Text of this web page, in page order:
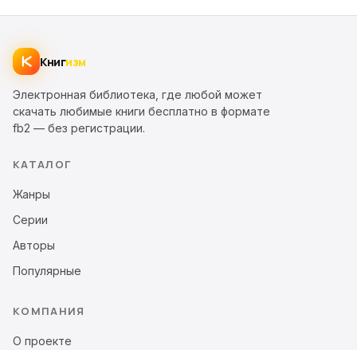
Книгизм
Электронная библиотека, где любой может
скачать любимые книги бесплатно в формате
fb2 — без регистрации.
КАТАЛОГ
Жанры
Серии
Авторы
Популярные
КОМПАНИЯ
О проекте